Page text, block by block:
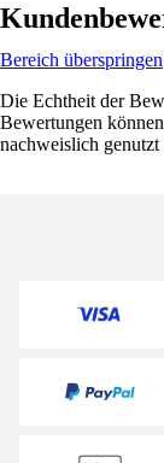
Bereich überspringen
Die Echtheit der
Bewertungen
nachweislich